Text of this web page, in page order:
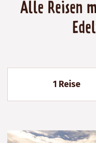
Alle Reisen
1 Reise